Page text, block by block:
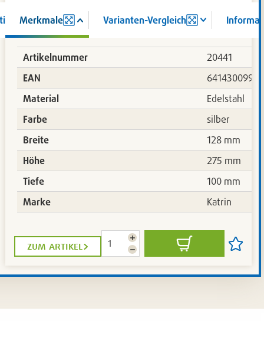
Merkmale Varianten-Vergleich
Artikelnummer
20441
EAN
Material
Edelstahl
Farbe
silber
Breite
128 mm
Höhe
275 mm
Tiefe
100 mm
Marke
Katrin
zum artikel
Menge
Menge
erhöhen
In
den
Artikel